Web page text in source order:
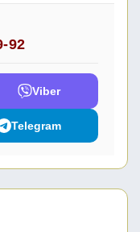
92
Viber
Telegram